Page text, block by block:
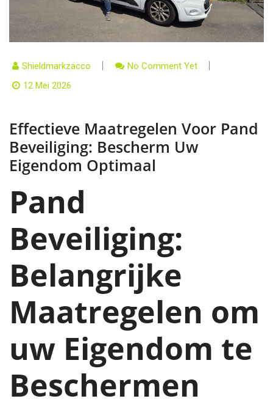
Shieldmarkzacco
No Comment Yet
12 Mei 2026
Effectieve Maatregelen Voor Pand
Beveiliging: Bescherm Uw
Eigendom Optimaal
Pand
Beveiliging:
Belangrijke
Maatregelen om
uw Eigendom te
Beschermen